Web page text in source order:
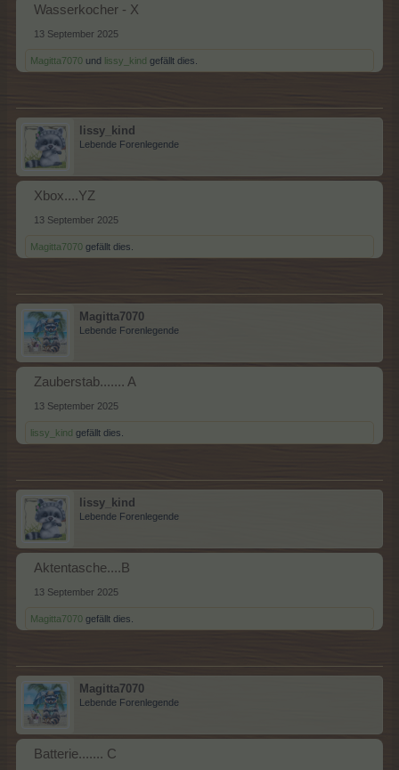
Wasserkocher - X
13 September 2025
Magitta7070 und lissy_kind gefällt dies.
lissy_kind
Lebende Forenlegende
Xbox....YZ
13 September 2025
Magitta7070 gefällt dies.
Magitta7070
Lebende Forenlegende
Zauberstab....... A
13 September 2025
lissy_kind gefällt dies.
lissy_kind
Lebende Forenlegende
Aktentasche....B
13 September 2025
Magitta7070 gefällt dies.
Magitta7070
Lebende Forenlegende
Batterie....... C